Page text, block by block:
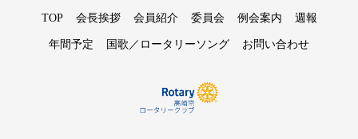
TOP 会長挨拶 会員紹介 委員会 例会案内 週報
年間予定 国歌／ロータリーソング お問い合わせ